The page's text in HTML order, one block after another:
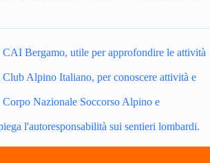
Bergamo, utile per approfondire le attività
Alpino Italiano, per conoscere attività e
Nazionale Soccorso Alpino e
l'autoresponsabilità sui sentieri lombardi.